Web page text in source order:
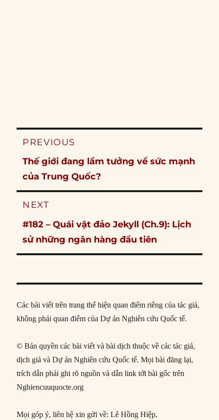
Post
PREVIOUS
Previous
post:
Thế giới đang lầm tưởng về sức mạnh
của Trung Quốc?
NEXT
Next
post:
#182 – Quái vật đảo Jekyll (Ch.9): Lịch
sử những ngân hàng đầu tiên
Các bài viết trên trang thể hiện quan điểm riêng của tác giả,
không phải quan điểm của Dự án Nghiên cứu Quốc tế.
© Bản quyền các bài viết và bài dịch thuộc về các tác giả,
dịch giả và Dự án Nghiên cứu Quốc tế. Mọi bài đăng lại,
trích dẫn phải ghi rõ nguồn và dẫn link tới bài gốc trên
Nghiencuuquocte.org
Mọi góp ý, liên hệ xin gửi về: Lê Hồng Hiệp,